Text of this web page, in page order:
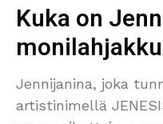
Kuka on
Jennijanina, joka
artistinimellä